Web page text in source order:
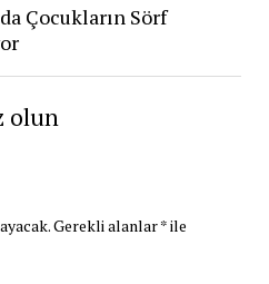
Çocukların Sörf
olun
Gerekli alanlar*ile